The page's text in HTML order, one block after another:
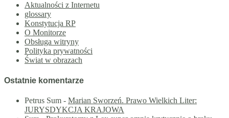
Aktualności z Internetu
glossary
Konstytucja RP
O Monitorze
Obsługa witryny
Polityka prywatności
Świat w obrazach
Ostatnie komentarze
Petrus Sum - Marian Sworzeń. Prawo Wielkich Liter:
JURYSDYKCJA KRAJOWA